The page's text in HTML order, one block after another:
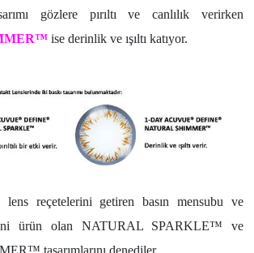
gözlere pırıltı ve canlılık verirken
ise derinlik ve ışıltı katıyor.
lens reçetelerini getiren basın mensubu ve
ürün olan NATURAL SPARKLE™ ve
tasarımlarını denediler.